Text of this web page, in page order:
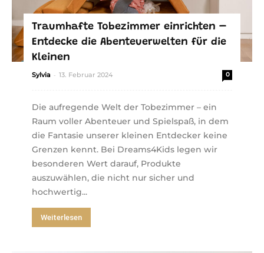
Traumhafte Tobezimmer einrichten –
Entdecke die Abenteuerwelten für die
Kleinen
Sylvia - 13. Februar 2024 0
Die aufregende Welt der Tobezimmer – ein
Raum voller Abenteuer und Spielspaß, in dem
die Fantasie unserer kleinen Entdecker keine
Grenzen kennt. Bei Dreams4Kids legen wir
besonderen Wert darauf, Produkte
auszuwählen, die nicht nur sicher und
hochwertig...
Weiterlesen